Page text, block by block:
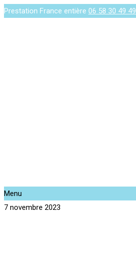
Prestation France entière 06 58 30 49 49
Menu
7 novembre 2023